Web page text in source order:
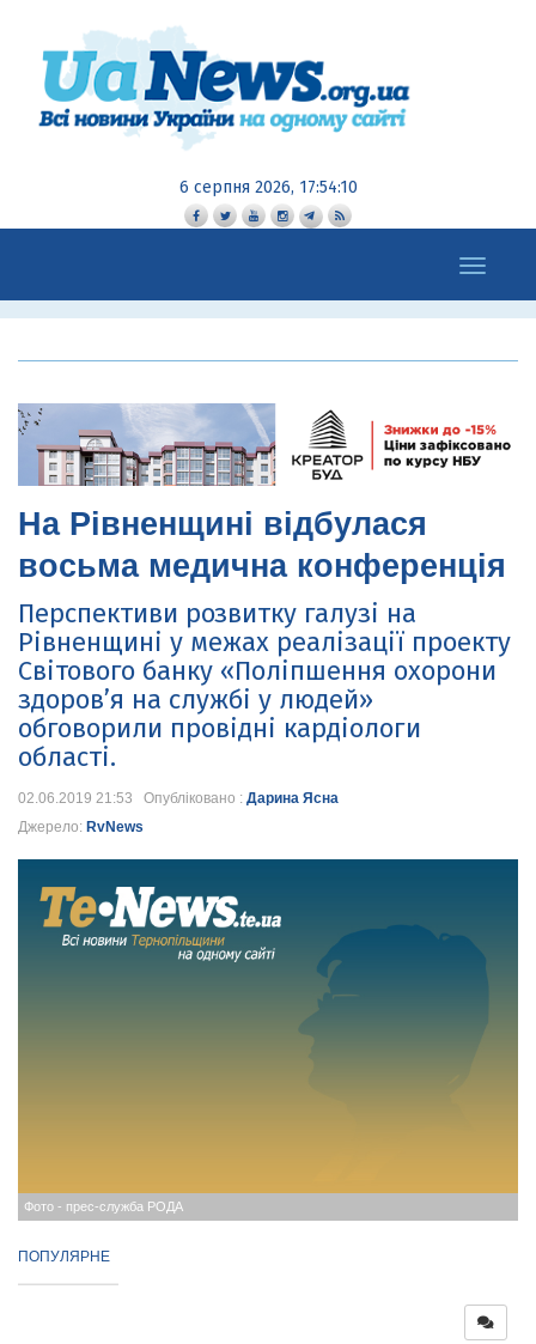
6 серпня 2026, 17:54:12
Toggle
navigation
На Рівненщині відбулася
восьма медична конференція
Перспективи розвитку галузі на
Рівненщині у межах реалізації проекту
Світового банку «Поліпшення охорони
здоров’я на службі у людей»
обговорили провідні кардіологи
області.
02.06.2019 21:53 Опубліковано : Дарина Ясна
Джерело: RvNews
Фото - прес-служба РОДА
ПОПУЛЯРНЕ